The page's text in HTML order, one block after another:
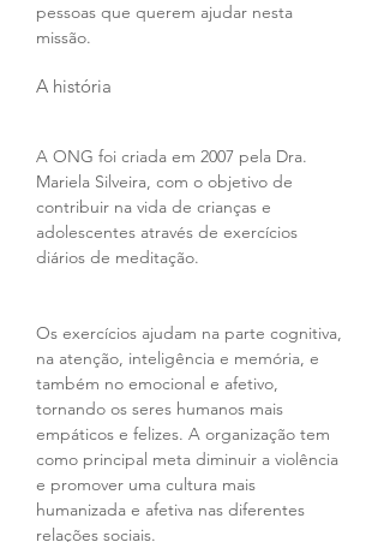
pessoas que querem ajudar nesta
missão.
A história
A ONG foi criada em 2007 pela Dra.
Mariela Silveira, com o objetivo de
contribuir na vida de crianças e
adolescentes através de exercícios
diários de meditação.
Os exercícios ajudam na parte cognitiva,
na atenção, inteligência e memória, e
também no emocional e afetivo,
tornando os seres humanos mais
empáticos e felizes. A organização tem
como principal meta diminuir a violência
e promover uma cultura mais
humanizada e afetiva nas diferentes
relações sociais.